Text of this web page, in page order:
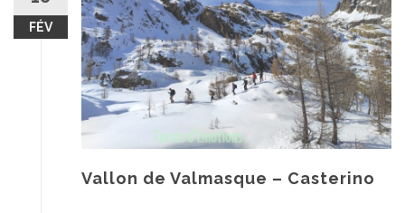
FÉV
Vallon de Valmasque – Casterino